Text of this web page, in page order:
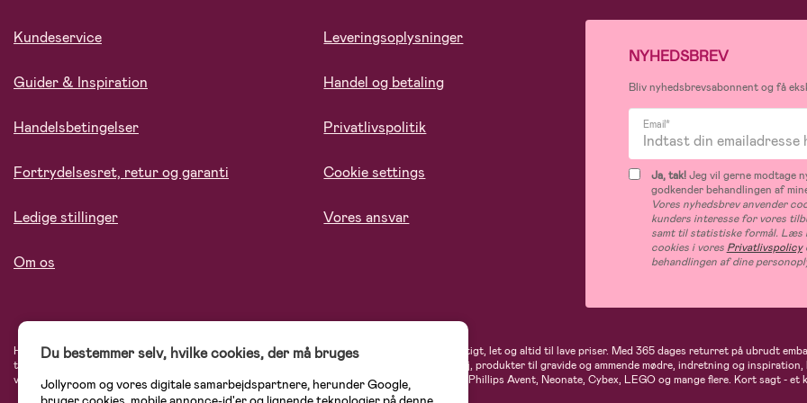
Kundeservice
Guider & Inspiration
Handelsbetingelser
Fortrydelsesret, retur og garanti
Ledige stillinger
Om os
Leveringsoplysninger
Handel og betaling
Privatlivspolitik
Cookie settings
Vores ansvar
NYHEDSBREV
Bliv nyhedsbrevsabonnent og få
Email*
Ja, tak!Jeg vil gerne modtage
godkender behandlingen af
Vores nyhedsbrev anvender
kunders interesse for vores
samt til statistiske formål. Læs
cookies i vores Privatlivspolicy
behandlingen af dine
Hos Jollyroom.dk finder du et stort udvalg af produkter til børnefamilien. Her handler du hurtigt, let og altid til lave priser. Med 365 dages returret på ubrudt
tryg, når du handler hos os. I vores udvalg finder du barnevogne, autostole, børne- og babytøj, produkter til gravide og ammende mødre, indretning og
varemærker som Britax, Maxi-Cosi, Baby Jogger, BabyBjörn, Didriksons, KidKraft, Ergobaby, Phillips Avent, Neonate, Cybex, LEGO og mange flere. Kort sagt - et
Du bestemmer selv, hvilke cookies, der må bruges
Jollyroom og vores digitale samarbejdspartnere, herunder Google,